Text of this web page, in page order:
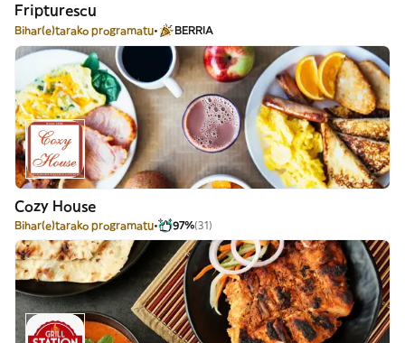
Fripturescu
Bihar(e)tarako programatu BERRIA
Cozy House
Bihar(e)tarako programatu 97%(31)